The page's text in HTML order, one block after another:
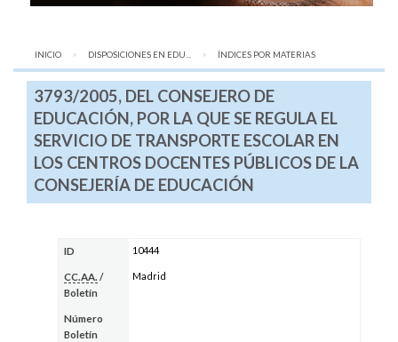
INICIO DISPOSICIONES EN EDU... AQUÍ:
ÍNDICES POR MATERIAS
3793/2005, DEL CONSEJERO DE
EDUCACIÓN, POR LA QUE SE REGULA EL
SERVICIO DE TRANSPORTE ESCOLAR EN
LOS CENTROS DOCENTES PÚBLICOS DE LA
CONSEJERÍA DE EDUCACIÓN
ID 10444
CC.AA. /
Boletín
Madrid
Número
Boletín